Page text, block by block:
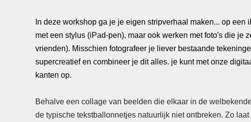
In deze workshop ga je je eigen stripverhaal maken... op een
met een stylus (iPad-pen), maar ook werken met foto's die je
vrienden). Misschien fotografeer je liever bestaande
supercreatief en combineer je dit alles. je kunt met onze
kanten op.
Behalve een collage van beelden die elkaar in de
de typische tekstballonnetjes natuurlijk niet ontbreken. Zo